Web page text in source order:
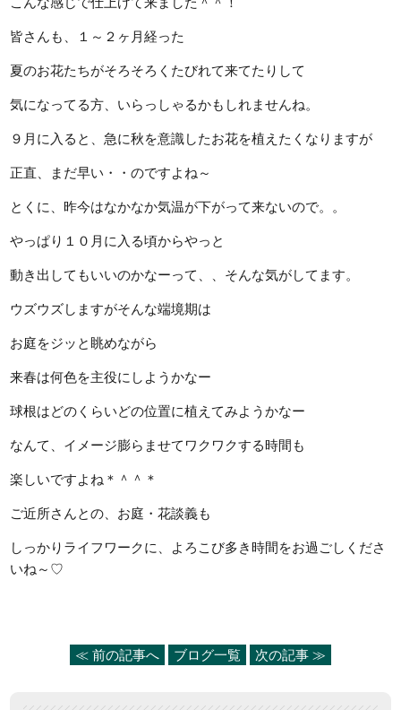
皆さんも、１～２ヶ月経った
夏のお花たちがそろそろくたびれて来てたりして
気になってる方、いらっしゃるかもしれませんね。
９月に入ると、急に秋を意識したお花を植えたくなりますが
正直、まだ早い・・のですよね～
とくに、昨今はなかなか気温が下がって来ないので。。
やっぱり１０月に入る頃からやっと
動き出してもいいのかなーって、、そんな気がしてます。
ウズウズしますがそんな端境期は
お庭をジッと眺めながら
来春は何色を主役にしようかなー
球根はどのくらいどの位置に植えてみようかなー
なんて、イメージ膨らませてワクワクする時間も
楽しいですよね＊＾＾＊
ご近所さんとの、お庭・花談義も
しっかりライフワークに、よろこび多き時間をお過ごしくださ
いね～♡
≪ 前の記事へ ブログ一覧 次の記事 ≫